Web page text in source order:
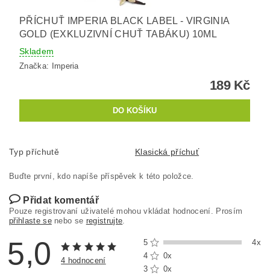
PŘÍCHUŤ IMPERIA BLACK LABEL - VIRGINIA
GOLD (EXKLUZIVNÍ CHUŤ TABÁKU) 10ML
Skladem
Značka: Imperia
189 Kč
Typ příchutě Klasická příchuť
Buďte první, kdo napíše příspěvek k této položce.
Přidat komentář
Pouze registrovaní uživatelé mohou vkládat hodnocení. Prosím
přihlaste senebo se registrujte
5,0 4 hodnocení
5
4x
4
0x
3
0x